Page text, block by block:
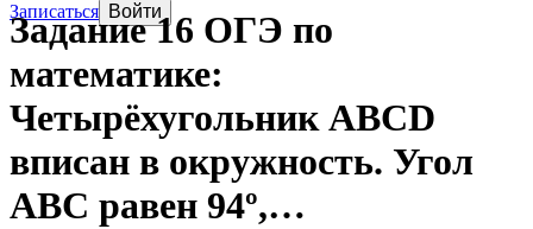
Записаться Войти
Задание 16 ОГЭ по
математике:
Четырёхугольник ABCD
вписан в окружность. Угол
ABC равен 94º,…